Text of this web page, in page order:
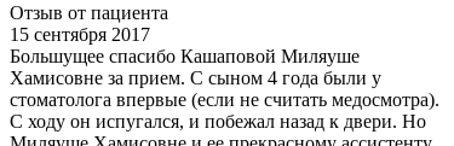
Отзыв от пациента
15 сентября 2017
Большущее спасибо Кашаповой Миляуше
Хамисовне за прием. С сыном 4 года были у
стоматолога впервые (если не считать медосмотра).
С ходу он испугался, и побежал назад к двери. Но